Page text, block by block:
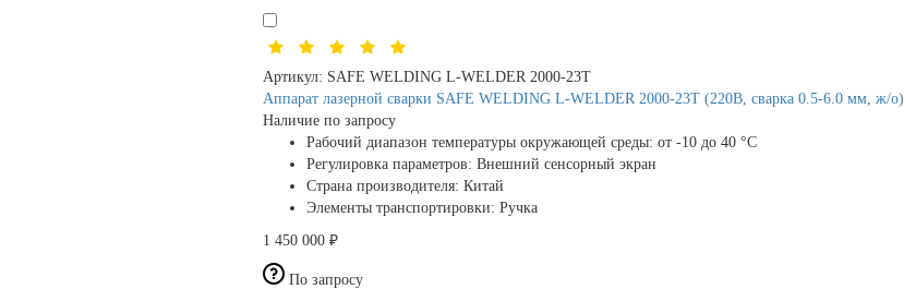
Артикул: SAFE WELDING L-WELDER 2000-23T
Аппарат лазерной сварки SAFE WELDING L-WELDER 2000-23T (220В, сварка 0.5-6.0 мм, ж/о)
Наличие по запросу
Рабочий диапазон температуры окружающей среды: от -10 до 40 °С
Регулировка параметров: Внешний сенсорный экран
Страна производителя: Китай
Элементы транспортировки: Ручка
1 450 000 ₽
По запросу